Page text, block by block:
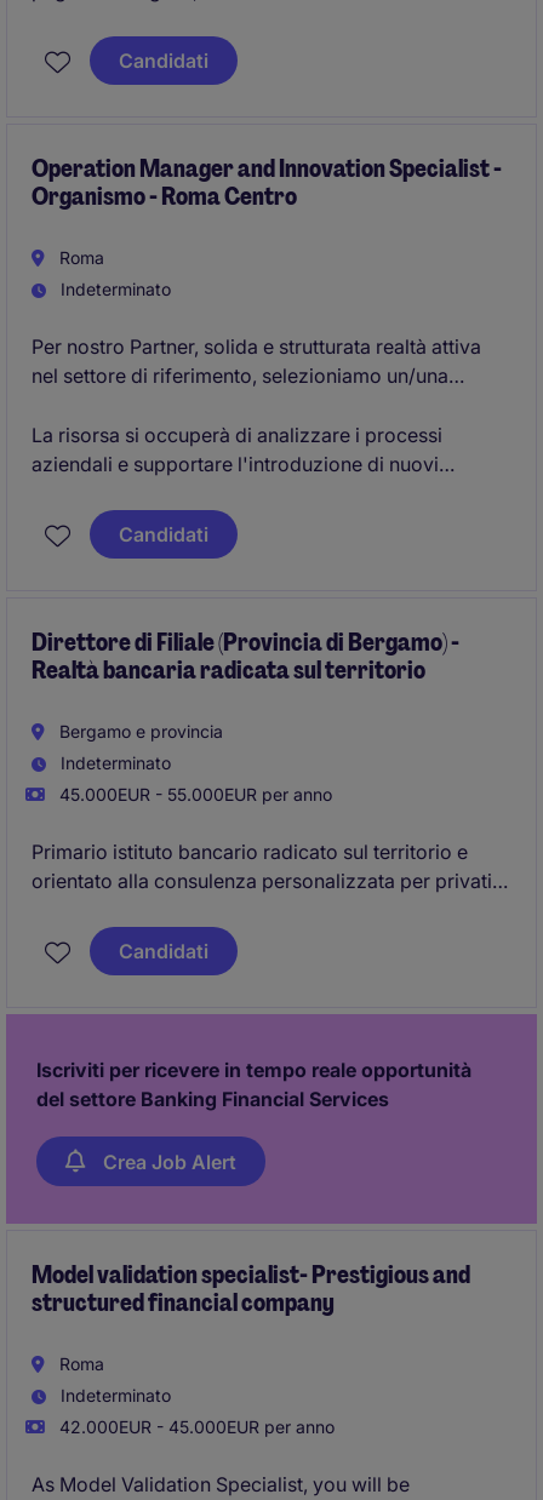
manageriale che contribuisca al
monitoraggio di una rete di agenzie partner
un contesto dinamico e imprenditoriale.
Candidati
Operation Manager and Innovation Specialist -
Organismo - Roma Centro
Roma
Indeterminato
Per nostro Partner, solida e strutturata realtà attiva
nel settore di riferimento, selezioniamo un/una
La risorsa si occuperà di analizzare i processi
aziendali e supportare l'introduzione di nuovi
sperimentando soluzioni per l'elaborazione dei testi,
l'automazione dei flussi operativi e la generazione
Candidati
Direttore di Filiale (Provincia di Bergamo) -
Realtà bancaria radicata sul territorio
Bergamo e provincia
Indeterminato
45.000EUR - 55.000EUR per anno
Primario istituto bancario radicato sul territorio e
orientato alla consulenza personalizzata per privati,
per guidare l'avvio e lo sviluppo di una nuova filiale
nella provincia di Bergamo.
Candidati
Iscriviti per ricevere in tempo reale opportunità
del settore Banking Financial Services
Crea Job Alert
Model validation specialist- Prestigious and
structured financial company
Roma
Indeterminato
42.000EUR - 45.000EUR per anno
As Model Validation Specialist, you will be